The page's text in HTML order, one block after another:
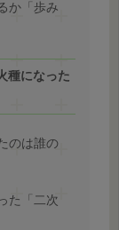
か「歩み
種になった
のは誰の
た「二次